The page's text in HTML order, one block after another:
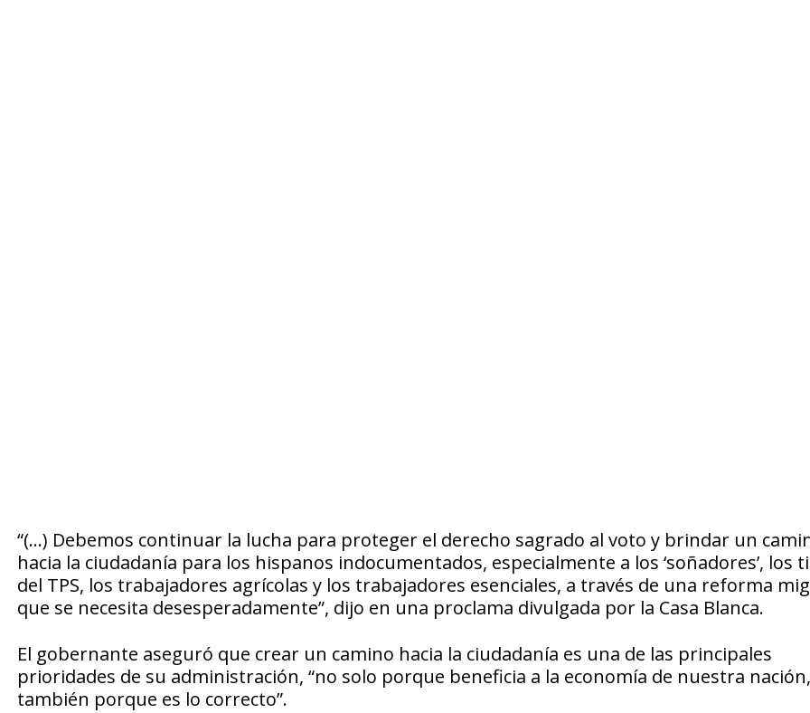
“(…) Debemos continuar la lucha para proteger el derecho sagrado al voto y brindar un
hacia la ciudadanía para los hispanos indocumentados, especialmente a los ‘soñadores’, los
del TPS, los trabajadores agrícolas y los trabajadores esenciales, a través de una reforma
que se necesita desesperadamente”, dijo en una proclama divulgada por la Casa Blanca.
El gobernante aseguró que crear un camino hacia la ciudadanía es una de las principales
prioridades de su administración, “no solo porque beneficia a la economía de nuestra
también porque es lo correcto”.